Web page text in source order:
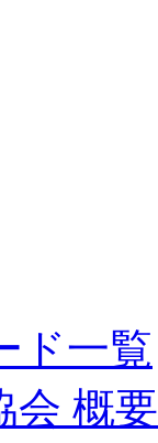
ド一覧
会 概要